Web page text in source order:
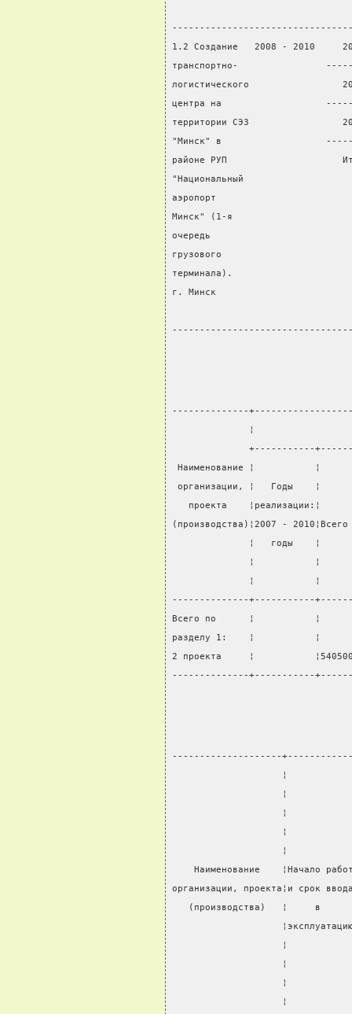
1.2 Создание   2008 -
транспортно-
логистического
центра на
территории СЭЗ
"Минск" в
районе РУП
"Национальный
аэропорт
Минск" (1-я
очередь
грузового
терминала).
г. Минск
--------------
¦
+-----------
Наименование ¦           ¦
организации, ¦   Годы    ¦
проекта    ¦реализации:¦
(производства)¦2007 -
¦   годы    ¦
¦           ¦
¦           ¦
--------------+-----------
Всего по      ¦           ¦
разделу 1:    ¦           ¦
2 проекта     ¦
--------------+-----------
--------------------
¦
¦
¦
¦
¦
Наименование    ¦Начало
организации, проекта¦и
(производства)   ¦     в
¦
¦
¦
¦